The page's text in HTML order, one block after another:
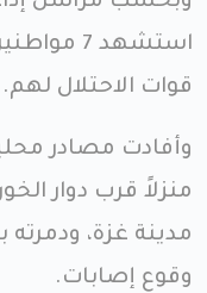
استشهد
قوات الاحتلال لهم.
وأفادت مصادر
منزلاً قرب دوار
مدينة غزة، ودمرته
وقوع إصابات.